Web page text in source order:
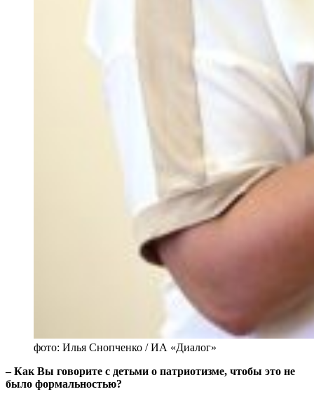
фото: Илья Снопченко / ИА «Диалог»
‒ Как Вы говорите с детьми о патриотизме, чтобы это не
было формальностью?